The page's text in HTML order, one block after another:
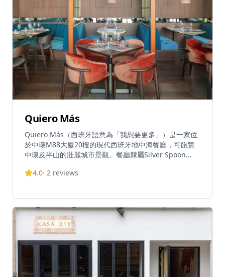
被形容為舒適優雅、歷史風格的西班牙小酒館，Calle
Ocho專為所有人而設——獨自用餐者、情侶、家人和朋
友——無論是想吃點小食還是享用豐盛大餐。餐廳設有私
人用餐室和特別場合的特色菜單，秉持慷慨大方的理念，
以最簡單的方式呈現正宗西班牙風味。
Quiero Más
Quiero Más（西班牙語意為「我想要更多」）是一家位
於中環M88大廈20樓的現代西班牙地中海餐廳，可飽覽
中環及半山的壯麗城市景觀。餐廳隸屬Silver Spoon
體驗完美結合。廚房由Chef Javier Pérez（Chef Javi
豬、松露芝士Bikini、碎蛋配西班牙香腸、蒜蓉辣椒蝦、
扇貝刺身配牛油果慕絲及香茅、乾式熟成和牛牛腩、西班
牙火腿拼盤、加泰羅尼亞焦糖布丁，以及白朱古力雲呢拿
忌廉千層酥配覆盆子。餐廳每日提供下午4時至7時的歡
樂時光，供應誘人飲品並營造熱鬧氛圍，夏季更延長至下
午3時至8時。餐廳鄰近地鐵站，交通便利，環境輕鬆舒
適，非常適合朋友聚會。午餐時段為中午12時至下午3
時，晚餐時段為下午4時至午夜12時，Quiero Más以正
4.0· 2 reviews